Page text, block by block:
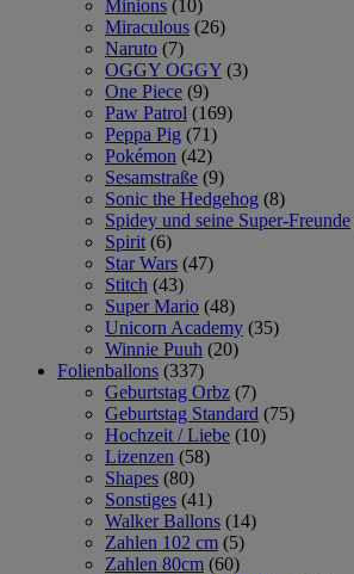
Minions (10)
Miraculous (26)
Naruto (7)
OGGY OGGY (3)
One Piece (9)
Paw Patrol (169)
Peppa Pig (71)
Pokémon (42)
Sesamstraße (9)
Sonic the Hedgehog (8)
Spidey und seine Super-Freunde
Spirit (6)
Star Wars (47)
Stitch (43)
Super Mario (48)
Unicorn Academy (35)
Winnie Puuh (20)
Folienballons (337)
Geburtstag Orbz (7)
Geburtstag Standard (75)
Hochzeit / Liebe (10)
Lizenzen (58)
Shapes (80)
Sonstiges (41)
Walker Ballons (14)
Zahlen 102 cm (5)
Zahlen 80cm (60)